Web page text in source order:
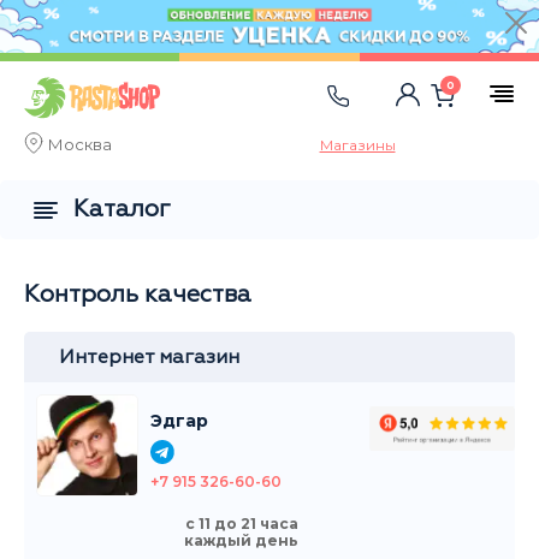
Москва Магазины
0
Контроль качества
Интернет магазин
Эдгар
+7 915 326-60-60
с 11 до 21 часа
каждый день
Каталог